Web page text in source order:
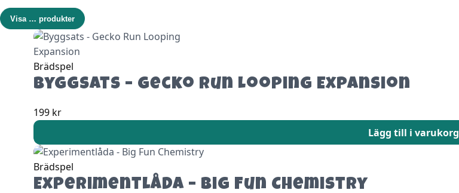
Visa … produkter
Brädspel
Byggsats – Gecko Run Looping Expansion
199 kr
Lägg till i varukorg
Brädspel
Experimentlåda – Big Fun Chemistry